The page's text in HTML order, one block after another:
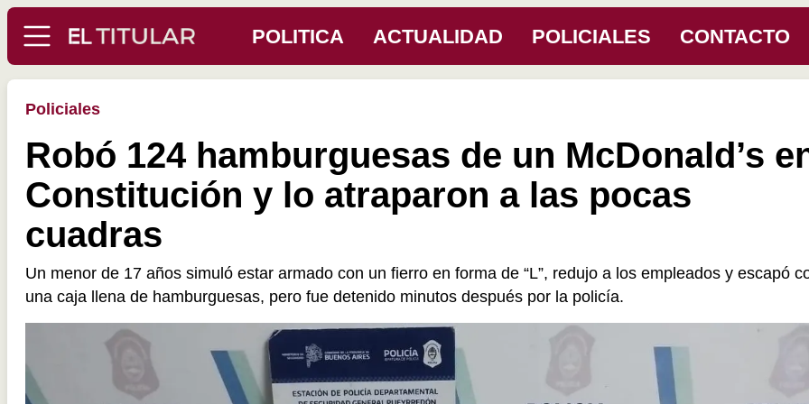
POLITICA ACTUALIDAD POLICIALES CONTACTO
Policiales
Robó 124 hamburguesas de un McDonald’s
Constitución y lo atraparon a las pocas
cuadras
Un menor de 17 años simuló estar armado con un fierro en forma de “L”, redujo a los empleados y escapó
una caja llena de hamburguesas, pero fue detenido minutos después por la policía.